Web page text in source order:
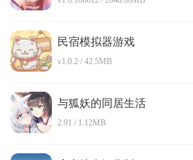
民宿模拟器游戏
v1.0.2 / 42.5MB
与狐妖的同居生活
2.91 / 1.12MB